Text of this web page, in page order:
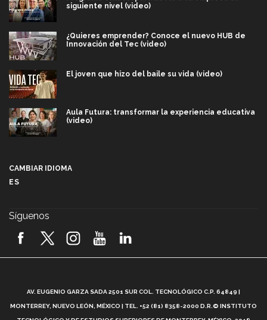
siguiente nivel (video)
¿Quieres emprender? Conoce el nuevo HUB de
Innovación del Tec (video)
El joven que hizo del baile su vida (video)
Aula Futura: transformar la experiencia educativa
(video)
2026! (video)
¿Cómo es el Modelo Educativo Tec? (video)
CAMBIAR IDIOMA
ES
Síguenos
AV. EUGENIO GARZA SADA 2501 SUR COL. TECNOLÓGICO C.P. 64849 |
MONTERREY, NUEVO LEÓN, MÉXICO | TEL. +52 (81) 8358-2000 D.R.© INSTITUTO